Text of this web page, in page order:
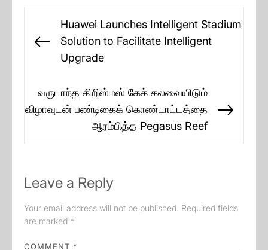
navigation
Previous
Huawei Launches Intelligent Stadium
Solution to Facilitate Intelligent
Upgrade
வருடாந்த கிறிஸ்மஸ் கேக் கலவையிடும்
விழாவுடன் பண்டிகைக் கொண்டாட்டத்தை
ஆரம்பித்த Pegasus Reef
Leave a Reply
Your email address will not be published. Required fields
are marked *
COMMENT *